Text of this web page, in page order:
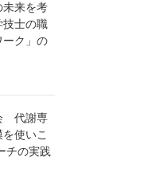
未来を考
技士の職
ーク」の
代謝専
使いこ
チの実践